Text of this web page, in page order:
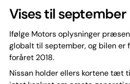
Vises til september
Ifølge Motors oplysninger
globalt til september, og bilen er
foråret 2018.
Nissan holder ellers kortene tæt